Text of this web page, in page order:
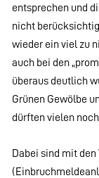
entsprechen und
nicht
wieder ein viel zu
auch bei den
überaus deutlich
Grünen Gewölbe
dürften vielen
Dabei sind mit den